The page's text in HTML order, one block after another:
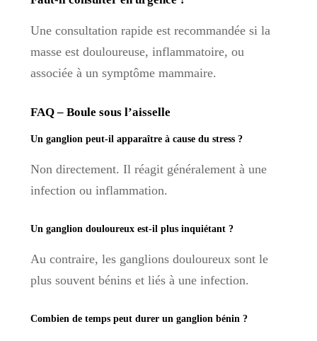
Une consultation rapide est recommandée si la
masse est douloureuse, inflammatoire, ou
associée à un symptôme mammaire.
FAQ – Boule sous l’aisselle
Un ganglion peut-il apparaître à cause du stress ?
Non directement. Il réagit généralement à une
infection ou inflammation.
Un ganglion douloureux est-il plus inquiétant ?
Au contraire, les ganglions douloureux sont le
plus souvent bénins et liés à une infection.
Combien de temps peut durer un ganglion bénin ?